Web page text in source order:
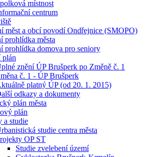
místnost
centrum
měst a obcí povodí Ondřejnice (SMOPO)
prohlídka města
prohlídka domova pro seniory
plán
znění ÚP Brušperk po Změně č. 1
č. 1 - ÚP Brušperk
platný ÚP (od 20. 1. 2015)
odkazy a dokumenty
plán města
plán
a studie
studie centra města
OP ST
Studie zvelebení území